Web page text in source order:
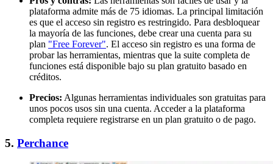
plataforma admite más de 75 idiomas. La principal limitación
es que el acceso sin registro es restringido. Para desbloquear
la mayoría de las funciones, debe crear una cuenta para su
plan "Free Forever". El acceso sin registro es una forma de
probar las herramientas, mientras que la suite completa de
funciones está disponible bajo su plan gratuito basado en
créditos.
Precios: Algunas herramientas individuales son gratuitas para
unos pocos usos sin una cuenta. Acceder a la plataforma
completa requiere registrarse en un plan gratuito o de pago.
5. Perchance